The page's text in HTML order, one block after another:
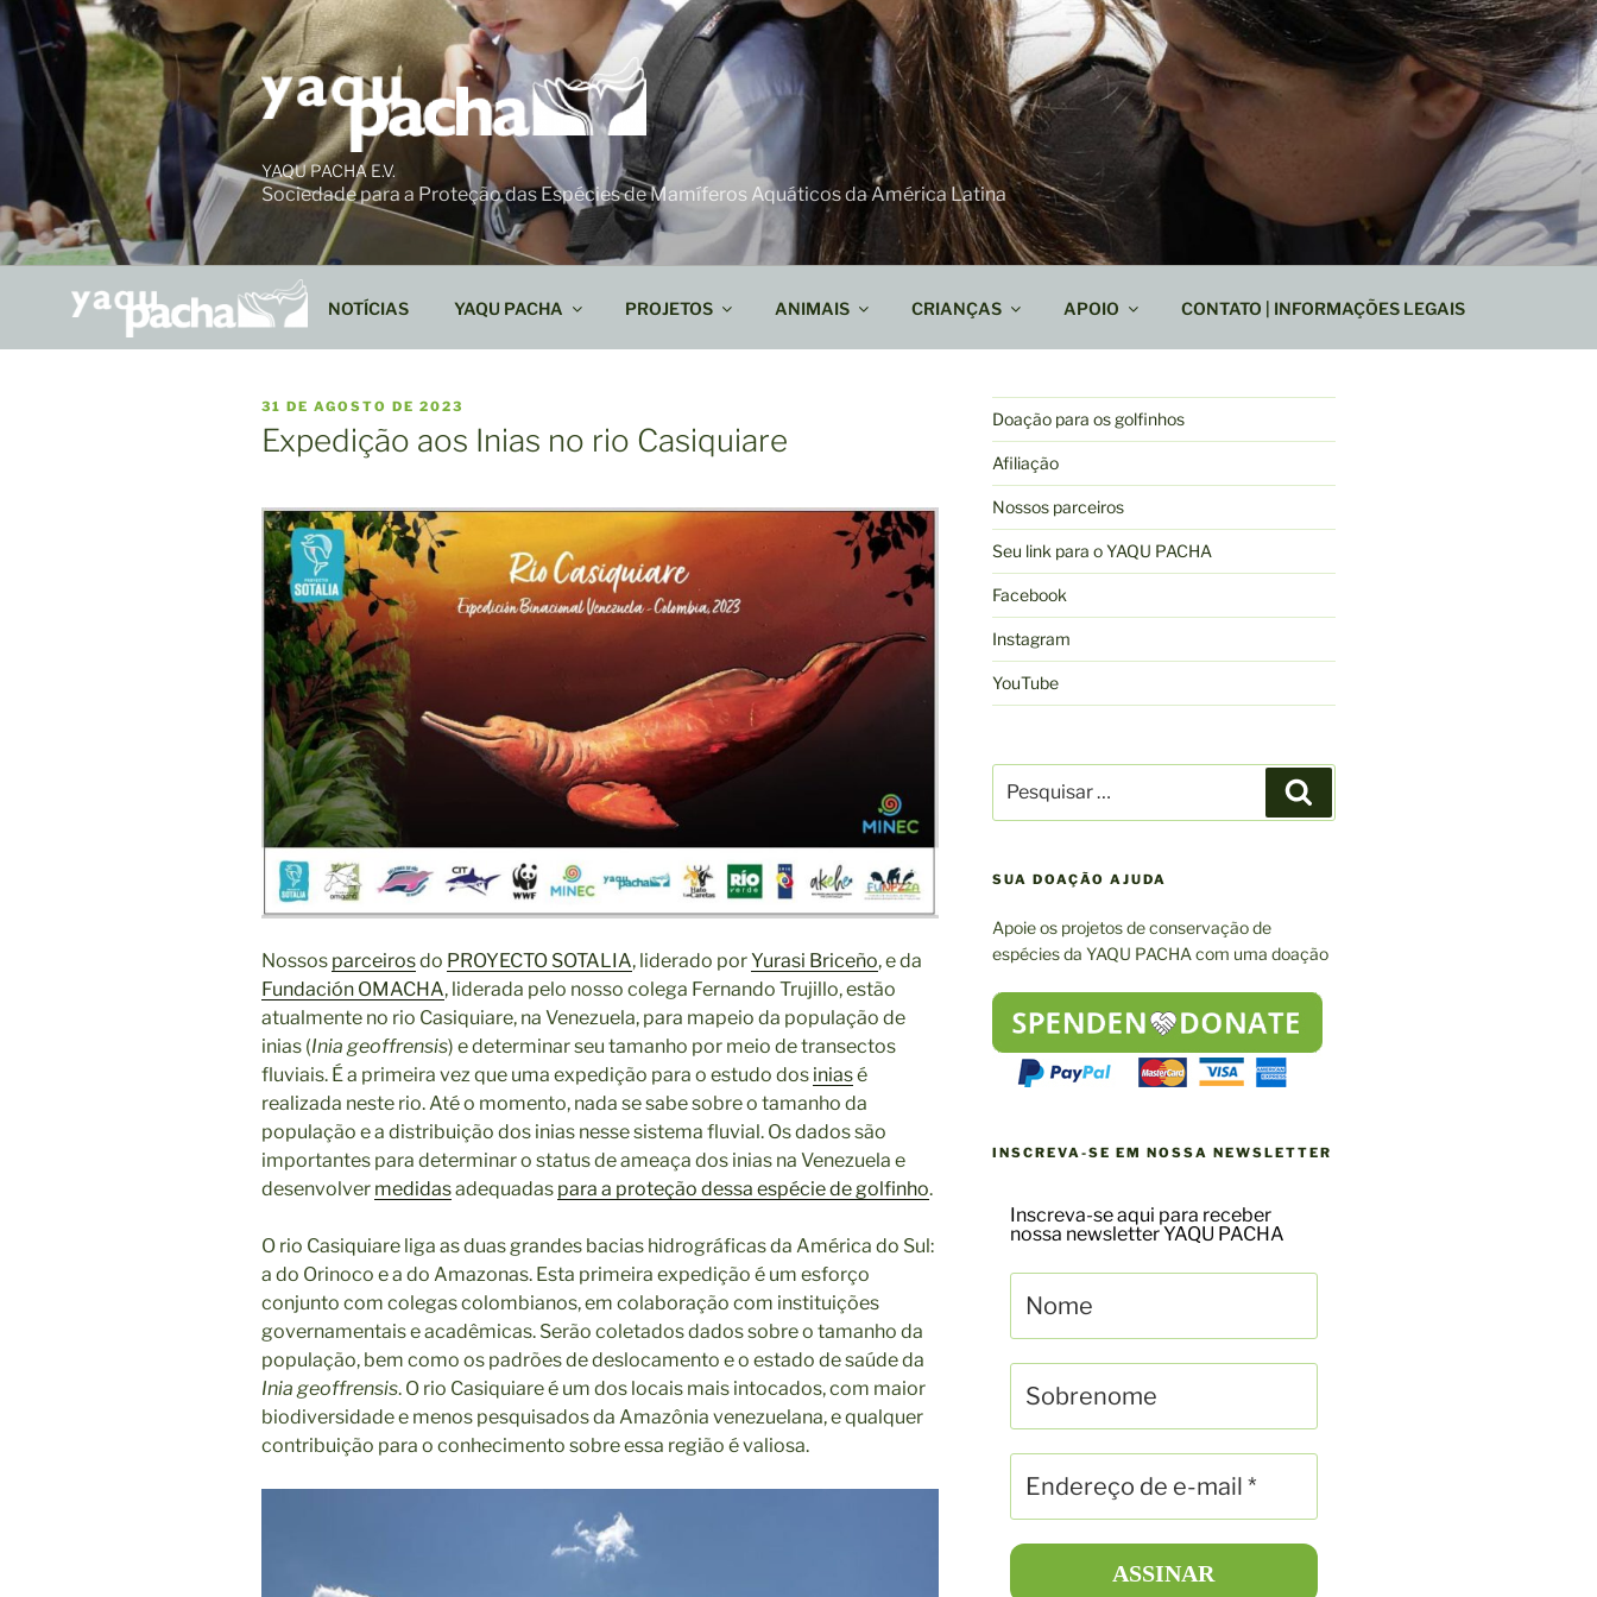
Ir
para
conteúdo
YAQU PACHA E.V.
Sociedade para a Proteção das Espécies de Mamíferos Aquáticos da América Latina
NOTÍCIAS YAQU PACHA PROJETOS ANIMAIS CRIANÇAS APOIO CONTATO | INFORMAÇÕES LEGAIS
PUBLICADO
EM
31 DE AGOSTO DE 2023
Expedição aos Inias no rio Casiquiare
Nossos parceirosdo PROYECTO SOTALIA, liderado porYurasi Briceño, e da
Fundación OMACHA, liderada pelo nosso colega Fernando Trujillo, estão
atualmente no rio Casiquiare, na Venezuela, para mapeio da população de
inias (Inia geoffrensis) e determinar seu tamanho por meio de transectos
fluviais. É a primeira vez que uma expedição para o estudo dos iniasé
realizada neste rio. Até o momento, nada se sabe sobre o tamanho da
população e a distribuição dos inias nesse sistema fluvial. Os dados são
importantes para determinar o status de ameaça dos inias na Venezuela e
desenvolver medidasadequadas para a proteção dessa espécie de golfinho.
O rio Casiquiare liga as duas grandes bacias hidrográficas da América do Sul:
a do Orinoco e a do Amazonas. Esta primeira expedição é um esforço
conjunto com colegas colombianos, em colaboração com instituições
governamentais e acadêmicas. Serão coletados dados sobre o tamanho da
população, bem como os padrões de deslocamento e o estado de saúde da
Inia geoffrensis. O rio Casiquiare é um dos locais mais intocados, com maior
biodiversidade e menos pesquisados da Amazônia venezuelana, e qualquer
contribuição para o conhecimento sobre essa região é valiosa.
Doação para os golfinhos
Afiliação
Nossos parceiros
Seu link para o YAQU PACHA
Facebook
Instagram
YouTube
por:
SUA DOAÇÃO AJUDA
Apoie os projetos de conservação de
espécies da YAQU PACHA com uma doação
INSCREVA-SE EM NOSSA NEWSLETTER
Inscreva-se aqui para receber
nossa newsletter YAQU PACHA